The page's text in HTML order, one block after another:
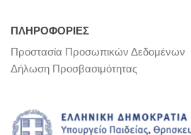
ΠΛΗΡΟΦΟΡΙΕΣ
Προστασία Προσωπικών Δεδομένων
Δήλωση Προσβασιμότητας